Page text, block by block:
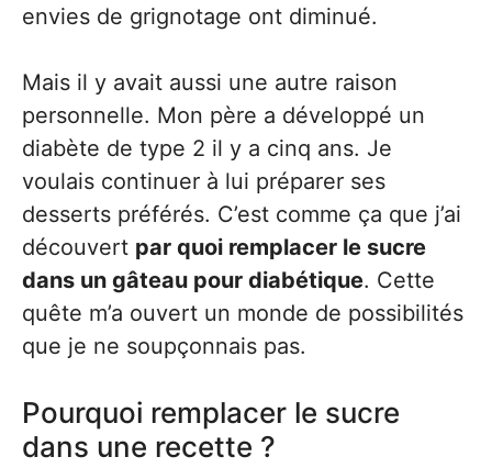
envies de grignotage ont diminué.
Mais il y avait aussi une autre raison
personnelle. Mon père a développé un
diabète de type 2 il y a cinq ans. Je
voulais continuer à lui préparer ses
desserts préférés. C’est comme ça que j’ai
découvert par quoi remplacer le sucre
dans un gâteau pour diabétique. Cette
quête m’a ouvert un monde de possibilités
que je ne soupçonnais pas.
Pourquoi remplacer le sucre
dans une recette ?